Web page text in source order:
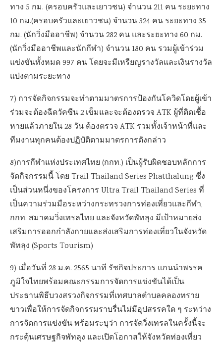
ทาง 5 กม. (ครอบครัวและเยาวชน) จำนวน 211 คน ระยะทาง
10 กม.(ครอบครัวและเยาวชน) จำนวน 324 คน ระยะทาง 35
กม. (นักวิ่งมืออาชีพ) จำนวน 282 คน และระยะทาง 60 กม.
(นักวิ่งมืออาชีพและนักกีฬา) จำนวน 180 คน รวมผู้เข้าร่วม
แข่งขันทั้งหมด 997 คน โดยจะมีเหรียญรางวัลและเงินรางวัล
แบ่งตามระยะทาง
7) การจัดกิจกรรมจะทำตามมาตรการป้องกันโควิดโดยผู้เข้า
ร่วมจะต้องฉีดวัคซีน 2 เข็มและจะต้องตรวจ ATK ผู้ที่ติดเชื้อ
หายแล้วภายใน 28 วัน ต้องตรวจ ATK รวมทั้งเจ้าหน้าที่และ
ทีมงานทุกคนต้องปฏิบัติตามมาตรการดังกล่าว
8)การกีฬาแห่งประเทศไทย (กกท.) เป็นผู้รับผิดชอบหลักการ
จัดกิจกรรมนี้ โดย Trail Thailand Series Phatthalung ซึ่ง
เป็นส่วนหนึ่งของโครงการ Ultra Trail Thailand Series ที่
เป็นความร่วมมือระหว่างกระทรวงการท่องเที่ยวและกีฬา,
กกท. สมาคมวิ่งเทรลไทย และจังหวัดพัทลุง มีเป้าหมายส่ง
เสริมการออกกำลังกายและส่งเสริมการท่องเที่ยวในจังหวัด
พัทลุง (Sports Tourism)
9) เมื่อวันที่ 28 ม.ค. 2565 นาที รัชกิจประการ แกนนำพรรค
ภูมิใจไทยพร้อมคณะกรรมการจัดการแข่งขันได้เป็น
ประธานพิธีบวงสรวงกิจกรรมที่เทศบาลตำบลคลองทราย
ขาวเพื่อให้การจัดกิจกรรมราบรื่นไม่มีอุปสรรคใด ๆ ระหว่าง
การจัดการแข่งขัน พร้อมระบุว่า การจัดวิ่งเทรลในครั้งนี้จะ
กระตุ้นเศรษฐกิจพัทลุง และเปิดโอกาสให้จังหวัดท่องเที่ยว